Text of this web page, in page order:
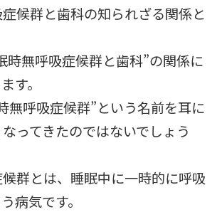
候群と歯科の知られざる関係と
時無呼吸症候群と歯科”の関係に
す。
無呼吸症候群”という名前を耳に
ってきたのではないでしょう
群とは、睡眠中に一時的に呼吸
病気です。